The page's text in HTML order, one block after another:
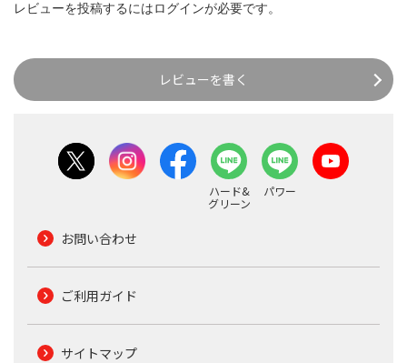
レビューを投稿するにはログインが必要です。
レビューを書く
ハード&
グリーン
パワー
お問い合わせ
ご利用ガイド
サイトマップ